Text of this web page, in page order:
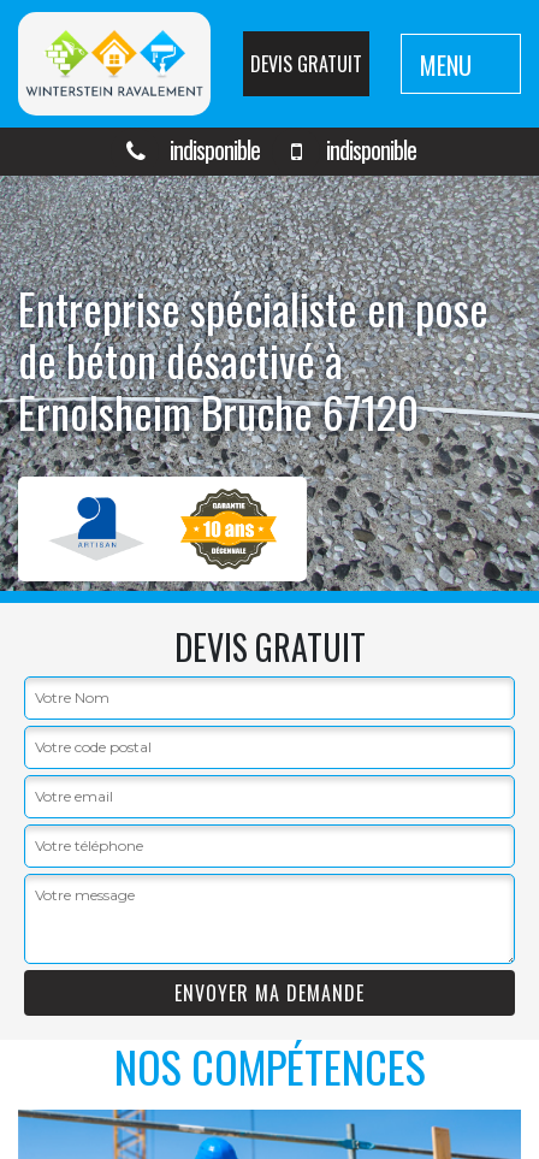
DEVIS GRATUIT MENU
indisponible indisponible
Entreprise spécialiste en pose
de béton désactivé à
Ernolsheim Bruche 67120
DEVIS GRATUIT
NOS COMPÉTENCES